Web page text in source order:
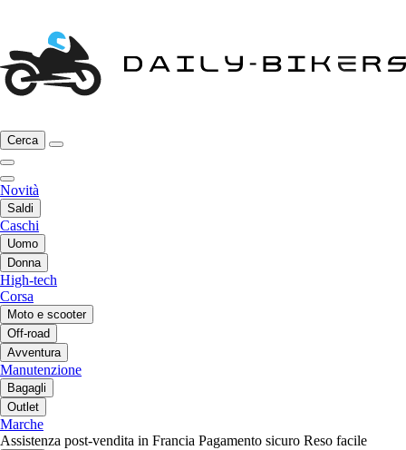
Cerca
Novità
Saldi
Caschi
Uomo
Donna
High-tech
Corsa
Moto e scooter
Off-road
Avventura
Manutenzione
Bagagli
Outlet
Marche
Assistenza post-vendita in Francia Pagamento sicuro Reso facile